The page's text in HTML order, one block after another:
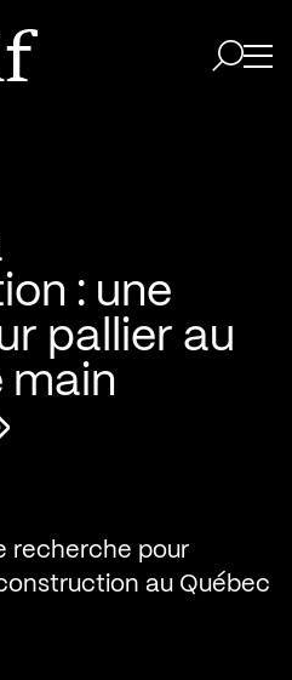
: une
pallier au
main
recherche pour
au Québec